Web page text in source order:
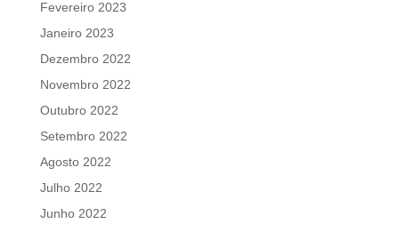
Fevereiro 2023
Janeiro 2023
Dezembro 2022
Novembro 2022
Outubro 2022
Setembro 2022
Agosto 2022
Julho 2022
Junho 2022